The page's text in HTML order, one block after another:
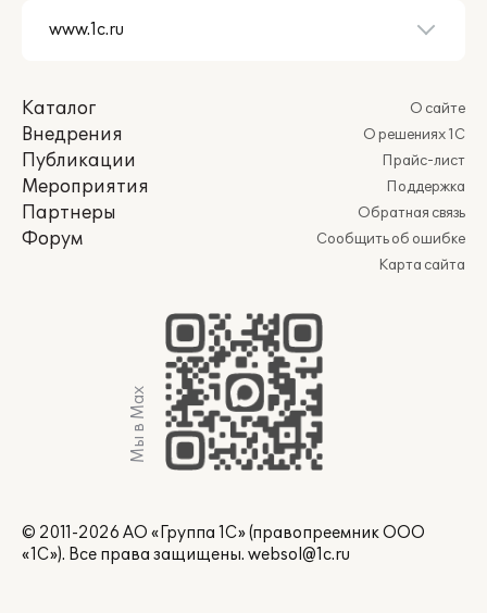
Каталог
Внедрения
Публикации
Мероприятия
Партнеры
Форум
О сайте
О решениях 1С
Прайс-лист
Поддержка
Обратная связь
Сообщить об ошибке
Карта сайта
Мы в Max
© 2011-2026 АО «Группа 1С» (правопреемник ООО
«1С»). Все права защищены. websol@1c.ru